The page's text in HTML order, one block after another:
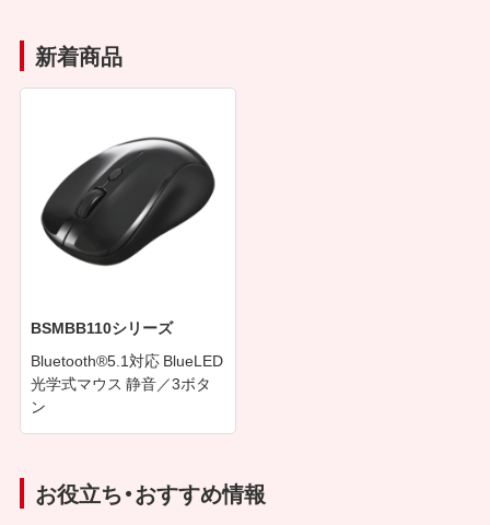
新着商品
BSMBB110シリーズ
Bluetooth®5.1対応 BlueLED
光学式マウス 静音／3ボタ
ン
お役立ち・おすすめ情報